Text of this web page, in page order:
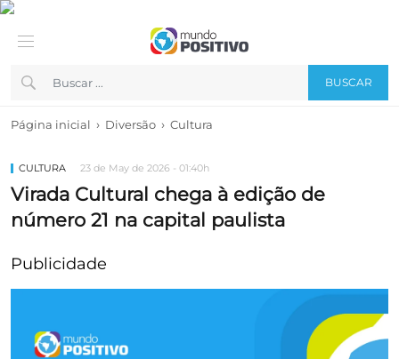
BUSCAR
Página inicial › Diversão › Cultura
CULTURA 23 de May de 2026 - 01:40h
Virada Cultural chega à edição de
número 21 na capital paulista
Publicidade